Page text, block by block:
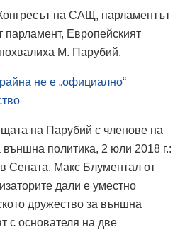
на САЩ, парламентът
парламент, Европейският
М. Парубий.
не е „официално“
на Парубий с членове на
политика, 2 юли 2018 г.:
Сената, Макс Блументал от
дали е уместно
дружество за външна
с основателя на две